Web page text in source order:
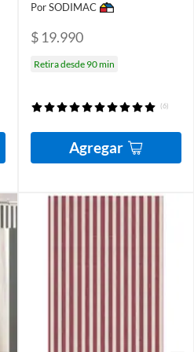
Por SODIMAC
$ 19.990
Retira desde 90 min
(6)
Agregar